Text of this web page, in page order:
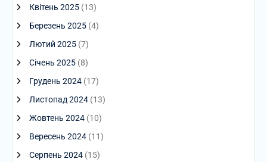
Квітень 2025(13)
Березень 2025(4)
Лютий 2025(7)
Січень 2025(8)
Грудень 2024(17)
Листопад 2024(13)
Жовтень 2024(10)
Вересень 2024(11)
Серпень 2024(15)